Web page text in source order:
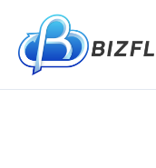
content